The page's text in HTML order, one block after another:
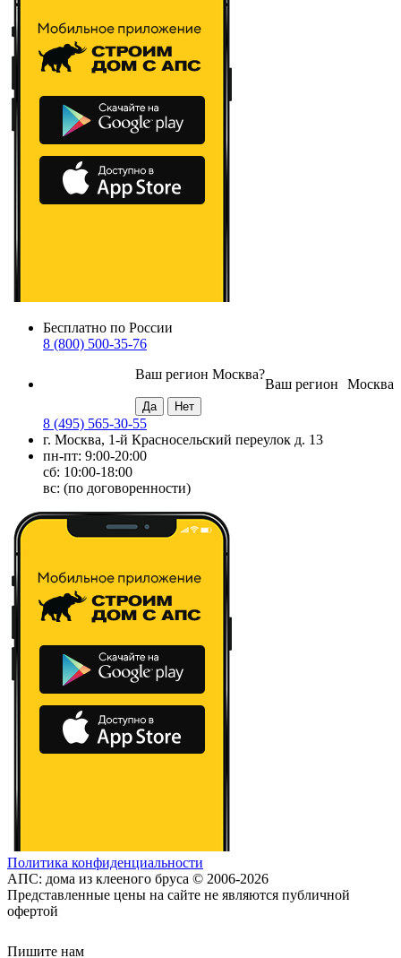
Бесплатно по России
8 (800) 500-35-76
Москва
Ваш регион
Ваш регион Москва?
8 (495) 565-30-55
г. Москва, 1-й Красносельский переулок д. 13
пн-пт: 9:00-20:00
сб: 10:00-18:00
вс: (по договоренности)
Политика конфиденциальности
АПС: дома из клееного бруса © 2006-2026
Представленные цены на сайте не являются публичной
офертой
Пишите нам